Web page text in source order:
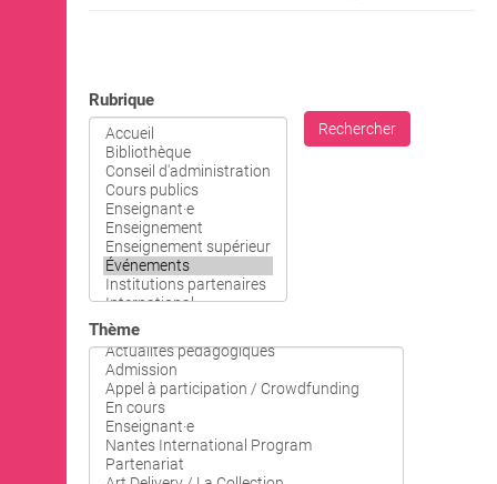
INTERNATIONAL
COURS PUBLICS
OPEN SCHOOL
Actualités / Agenda
Lieux
Expositions
Événements
Ressources
Artothèque de Nantes
Rubrique
Thème
Rechercher